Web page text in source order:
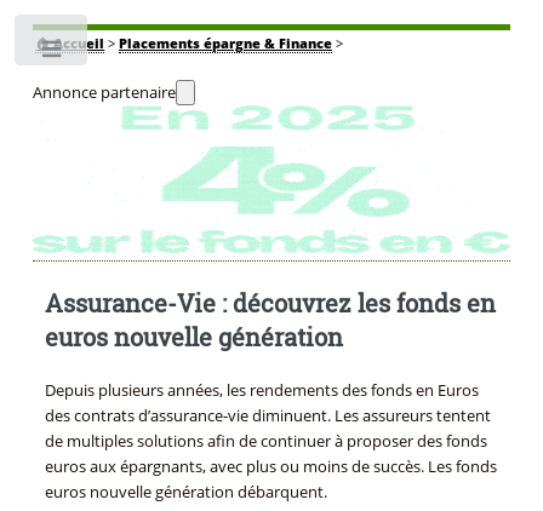
🏠Accueil > Placements épargne & Finance>
Annonce partenaire
Assurance-Vie : découvrez les fonds en
euros nouvelle génération
Depuis plusieurs années, les rendements des fonds en Euros
des contrats d’assurance-vie diminuent. Les assureurs tentent
de multiples solutions afin de continuer à proposer des fonds
euros aux épargnants, avec plus ou moins de succès. Les fonds
euros nouvelle génération débarquent.
Toggle